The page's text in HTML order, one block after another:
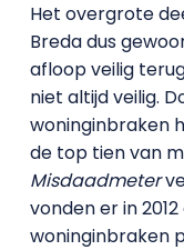
Het overgrote
Breda dus
afloop veilig
niet altijd veilig.
woninginbraken
de top tien van
Misdaadmeter
vonden er in
woninginbraken